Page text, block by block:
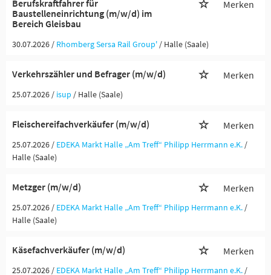
Berufskraftfahrer für
Baustelleneinrichtung (m/w/d) im
Bereich Gleisbau
Merken
30.07.2026 / Rhomberg Sersa Rail Group' / Halle (Saale)
Verkehrszähler und Befrager (m/w/d) Merken
25.07.2026 / isup / Halle (Saale)
Fleischereifachverkäufer (m/w/d) Merken
25.07.2026 / EDEKA Markt Halle „Am Treff“ Philipp Herrmann e.K. /
Halle (Saale)
Metzger (m/w/d) Merken
25.07.2026 / EDEKA Markt Halle „Am Treff“ Philipp Herrmann e.K. /
Halle (Saale)
Käsefachverkäufer (m/w/d) Merken
25.07.2026 / EDEKA Markt Halle „Am Treff“ Philipp Herrmann e.K. /